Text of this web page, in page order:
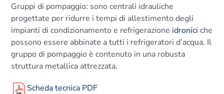
Gruppi di pompaggio: sono centrali idrauliche
progettate per ridurre i tempi di allestimento degli
impianti di condizionamento e refrigerazione idronici che
possono essere abbinate a tutti i refrigeratori d’acqua. Il
gruppo di pompaggio è contenuto in una robusta
struttura metallica attrezzata.
Scheda tecnica PDF